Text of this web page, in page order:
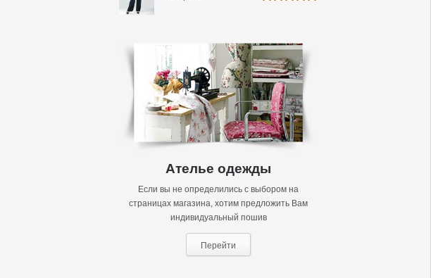
Ателье одежды
Если вы не определились с выбором на
страницах магазина, хотим предложить Вам
индивидуальный пошив
Перейти